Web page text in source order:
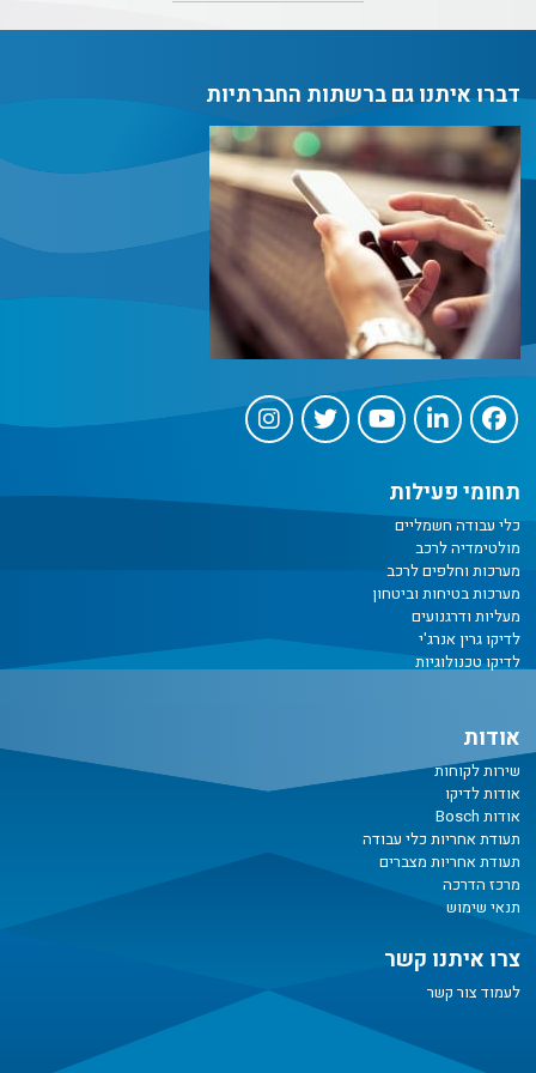
דברו איתנו גם ברשתות החברתיות
תחומי פעילות
כלי עבודה חשמליים
מולטימדיה לרכב
מערכות וחלפים לרכב
מערכות בטיחות וביטחון
מעליות ודרגנועים
לדיקו גרין אנרג'י
לדיקו טכנולוגיות
אודות
שירות לקוחות
אודות לדיקו
אודות Bosch
תעודת אחריות כלי עבודה
תעודת אחריות מצברים
מרכז הדרכה
תנאי שימוש
צרו איתנו קשר
לעמוד צור קשר